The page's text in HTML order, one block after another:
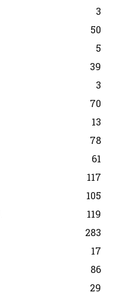
3
50
5
39
3
70
13
78
61
117
105
119
283
17
86
29